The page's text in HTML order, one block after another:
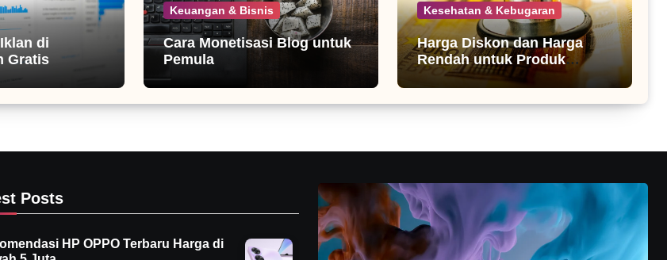
di
Gratis
Keuangan & Bisnis
Cara Monetisasi Blog untuk
Pemula
Kesehatan & Kebugaran
Harga Diskon dan Harga
Rendah untuk Produk
Kesehatan
Posts
HP OPPO Terbaru Harga di